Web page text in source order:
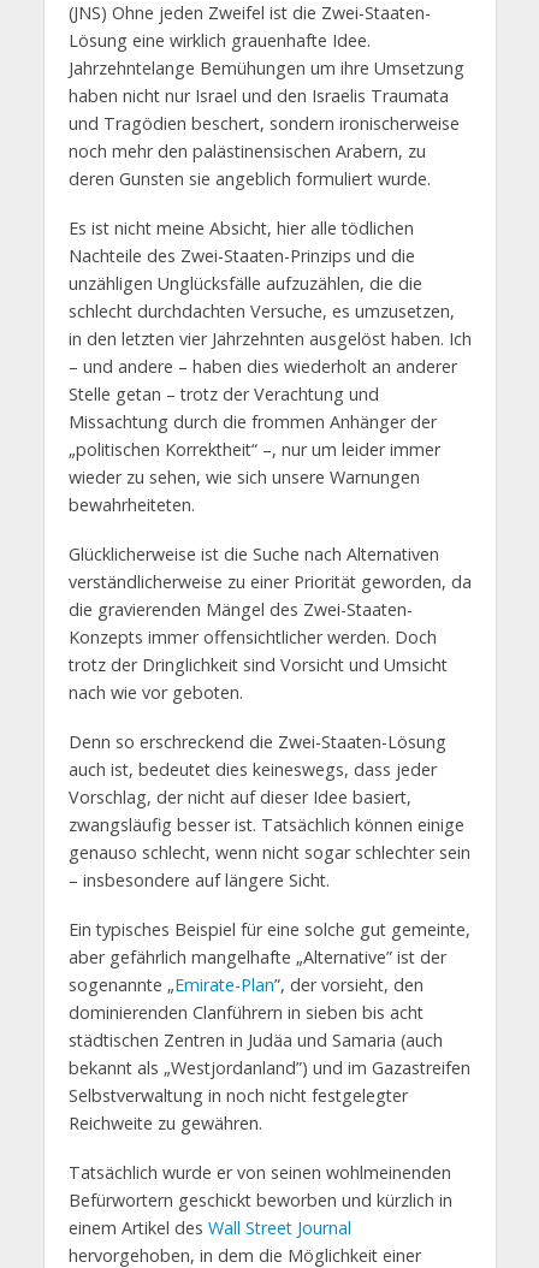
(JNS) Ohne jeden Zweifel ist die Zwei-Staaten-
Lösung eine wirklich grauenhafte Idee.
Jahrzehntelange Bemühungen um ihre Umsetzung
haben nicht nur Israel und den Israelis Traumata
und Tragödien beschert, sondern ironischerweise
noch mehr den palästinensischen Arabern, zu
deren Gunsten sie angeblich formuliert wurde.
Es ist nicht meine Absicht, hier alle tödlichen
Nachteile des Zwei-Staaten-Prinzips und die
unzähligen Unglücksfälle aufzuzählen, die die
schlecht durchdachten Versuche, es umzusetzen,
in den letzten vier Jahrzehnten ausgelöst haben. Ich
– und andere – haben dies wiederholt an anderer
Stelle getan – trotz der Verachtung und
Missachtung durch die frommen Anhänger der
„politischen Korrektheit“ –, nur um leider immer
wieder zu sehen, wie sich unsere Warnungen
bewahrheiteten.
Glücklicherweise ist die Suche nach Alternativen
verständlicherweise zu einer Priorität geworden, da
die gravierenden Mängel des Zwei-Staaten-
Konzepts immer offensichtlicher werden. Doch
trotz der Dringlichkeit sind Vorsicht und Umsicht
nach wie vor geboten.
Denn so erschreckend die Zwei-Staaten-Lösung
auch ist, bedeutet dies keineswegs, dass jeder
Vorschlag, der nicht auf dieser Idee basiert,
zwangsläufig besser ist. Tatsächlich können einige
genauso schlecht, wenn nicht sogar schlechter sein
– insbesondere auf längere Sicht.
Ein typisches Beispiel für eine solche gut gemeinte,
aber gefährlich mangelhafte „Alternative” ist der
sogenannte „Emirate-Plan”, der vorsieht, den
dominierenden Clanführern in sieben bis acht
städtischen Zentren in Judäa und Samaria (auch
bekannt als „Westjordanland”) und im Gazastreifen
Selbstverwaltung in noch nicht festgelegter
Reichweite zu gewähren.
Tatsächlich wurde er von seinen wohlmeinenden
Befürwortern geschickt beworben und kürzlich in
einem Artikel des Wall Street Journal
hervorgehoben, in dem die Möglichkeit einer